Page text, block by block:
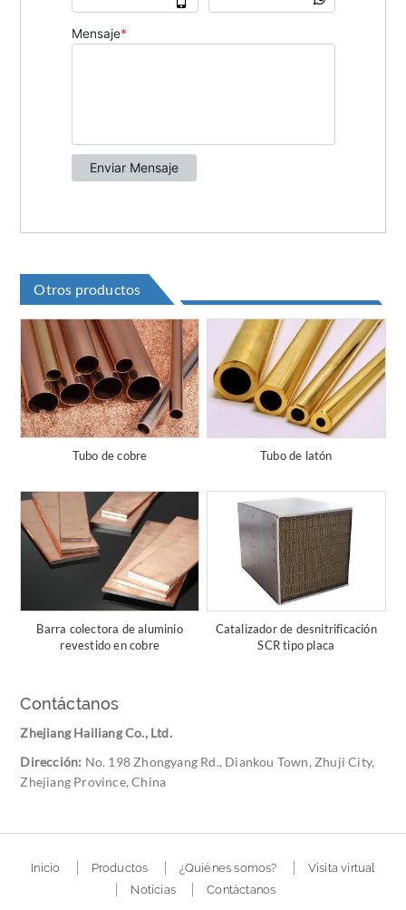
Otros productos
Tubo de cobre Tubo de latón
Barra colectora de aluminio
revestido en cobre
Catalizador de desnitrificación
SCR tipo placa
Contáctanos
Zhejiang Hailiang Co., Ltd.
Dirección: No. 198 Zhongyang Rd., Diankou Town, Zhuji City,
Zhejiang Province, China
Inicio Productos ¿Quiénes somos?
Visita virtual
Noticias
Contáctanos